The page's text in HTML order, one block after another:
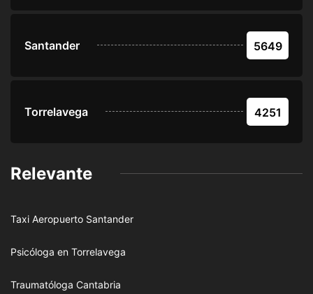
Santander 5649
Torrelavega 4251
Relevante
Taxi Aeropuerto Santander
Psicóloga en Torrelavega
Traumatóloga Cantabria